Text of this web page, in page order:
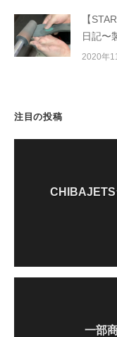
【
日記〜
2020年
注目の投稿
CHIBAJETS
一部